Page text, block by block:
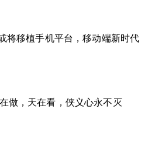
将移植手机平台，移动端新时代
做，天在看，侠义心永不灭